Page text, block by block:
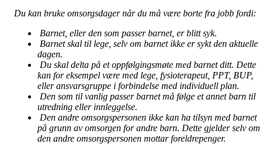
Du kan bruke omsorgsdager når du må være borte fra jobb fordi:
Barnet, eller den som passer barnet, er blitt syk.
Barnet skal til lege, selv om barnet ikke er sykt den aktuelle
dagen.
Du skal delta på et oppfølgingsmøte med barnet ditt. Dette
kan for eksempel være med lege, fysioterapeut, PPT, BUP,
eller ansvarsgruppe i forbindelse med individuell plan.
Den som til vanlig passer barnet må følge et annet barn til
utredning eller innleggelse.
Den andre omsorgspersonen ikke kan ha tilsyn med barnet
på grunn av omsorgen for andre barn. Dette gjelder selv om
den andre omsorgspersonen mottar foreldrepenger.